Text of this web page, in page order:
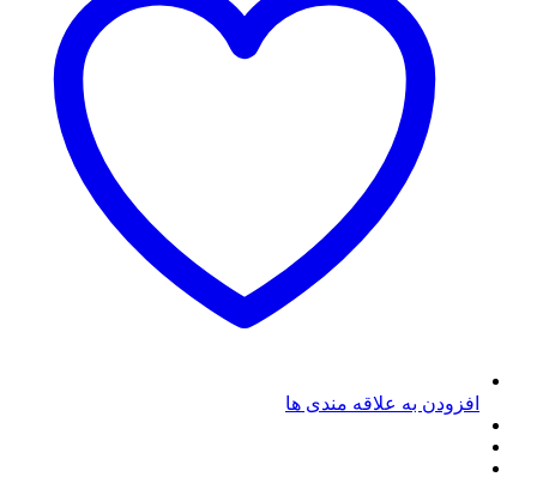
افزودن به علاقه مندی ها